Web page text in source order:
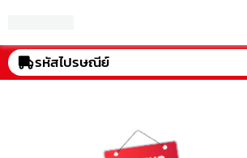
รหัสไปรษณีย์